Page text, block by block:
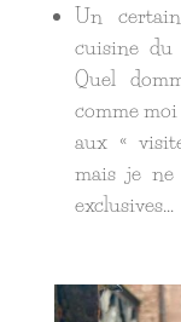
Un
cuisine du
Quel
comme moi
aux «
mais je ne
exclusives…